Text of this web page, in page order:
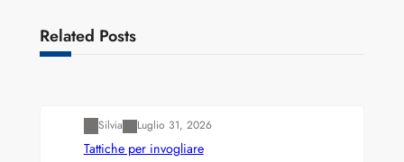
Related Posts
Silvia Luglio 31, 2026
Tattiche per invogliare